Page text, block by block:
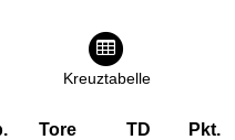
Kreuztabelle
Tore TD Pkt.